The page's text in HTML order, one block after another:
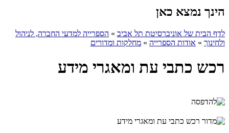
הינך נמצא כאן
לדף הבית של אוניברסיטת תל אביב » הספרייה למדעי החברה, לניהול
ולחינוך » אודות הספרייה » מחלקות ומדורים
רכש כתבי עת ומאגרי מידע